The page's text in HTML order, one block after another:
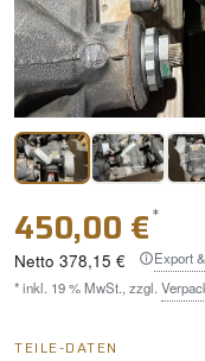
450,00 €*
Netto 378,15 €
Export
* inkl. 19 % MwSt., zzgl.
TEILE-DATEN